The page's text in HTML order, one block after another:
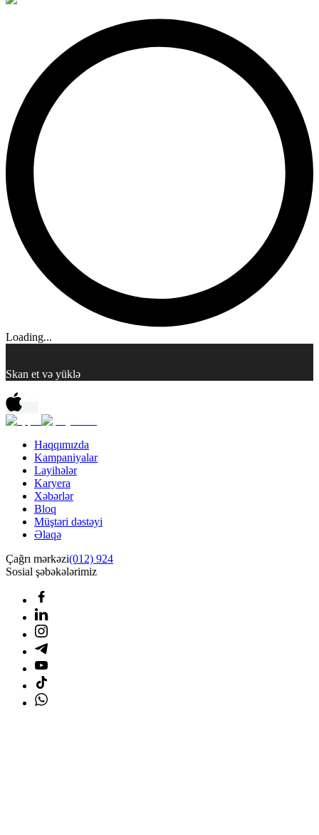
Loading...
Skan et və yüklə
Haqqımızda
Kampaniyalar
Layihələr
Karyera
Xəbərlər
Bloq
Müştəri dəstəyi
Əlaqə
Çağrı mərkəzi(012) 924
Sosial şəbəkələrimiz